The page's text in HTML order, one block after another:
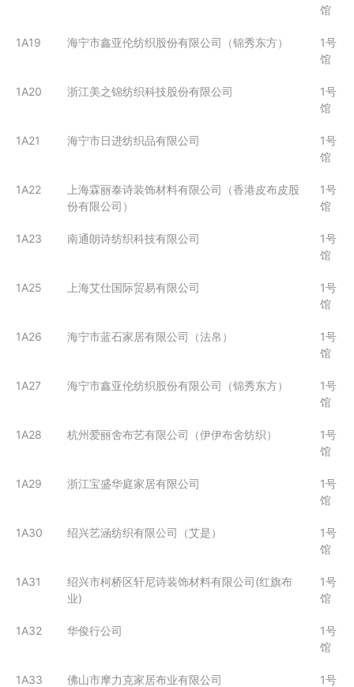
馆
1A19 海宁市鑫亚伦纺织股份有限公司（锦秀东方）
1号
馆
1A20 浙江美之锦纺织科技股份有限公司
1号
馆
1A21 海宁市日进纺织品有限公司
1号
馆
1A22
上海霖丽泰诗装饰材料有限公司（香港皮布皮股
份有限公司）
1号
馆
1A23 南通朗诗纺织科技有限公司
1号
馆
1A25 上海艾仕国际贸易有限公司
1号
馆
1A26 海宁市蓝石家居有限公司（法帛）
1号
馆
1A27 海宁市鑫亚伦纺织股份有限公司（锦秀东方）
1号
馆
1A28 杭州爱丽舍布艺有限公司（伊伊布舍纺织）
1号
馆
1A29 浙江宝盛华庭家居有限公司
1号
馆
1A30 绍兴艺涵纺织有限公司（艾是）
1号
馆
1A31
绍兴市柯桥区轩尼诗装饰材料有限公司(红旗布
业)
1号
馆
1A32 华俊行公司
1号
馆
1A33 佛山市摩力克家居布业有限公司
1号